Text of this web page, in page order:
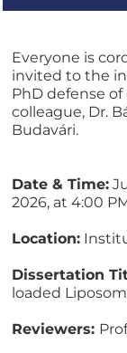
Everyone is
invited to the
PhD defense of
colleague, Dr.
Budavári.
Date & Time:
2026, at 4:00
Location:
Dissertation
loaded
Reviewers: